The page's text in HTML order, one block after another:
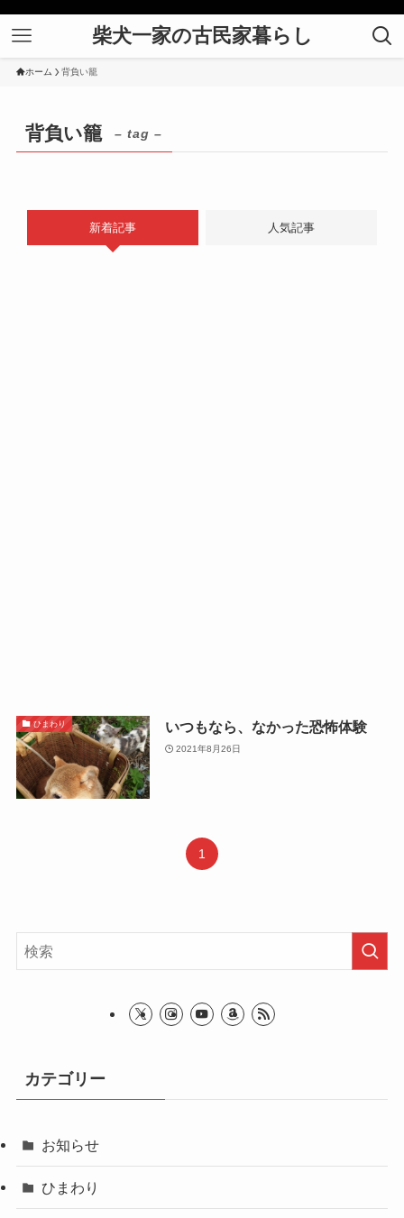
柴犬一家の古民家暮らし
ホーム 背負い籠
背負い籠 – tag –
新着記事 人気記事
ひまわり いつもなら、なかった恐怖体験
2021年8月26日
1
カテゴリー
お知らせ
ひまわり